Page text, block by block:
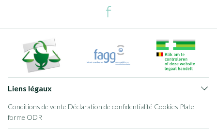
Liens légaux
Conditions de vente Déclaration de confidentialité Cookies Plate-
forme ODR